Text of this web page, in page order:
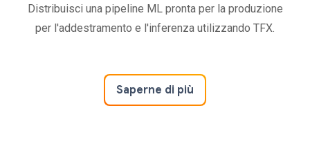
Distribuisci una pipeline ML pronta per la produzione
per l'addestramento e l'inferenza utilizzando TFX.
Saperne di più